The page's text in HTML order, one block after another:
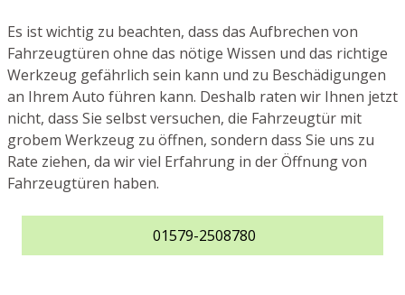
Es ist wichtig zu beachten, dass das Aufbrechen von
Fahrzeugtüren ohne das nötige Wissen und das richtige
Werkzeug gefährlich sein kann und zu Beschädigungen
an Ihrem Auto führen kann. Deshalb raten wir Ihnen jetzt
nicht, dass Sie selbst versuchen, die Fahrzeugtür mit
grobem Werkzeug zu öffnen, sondern dass Sie uns zu
Rate ziehen, da wir viel Erfahrung in der Öffnung von
Fahrzeugtüren haben.
01579-2508780